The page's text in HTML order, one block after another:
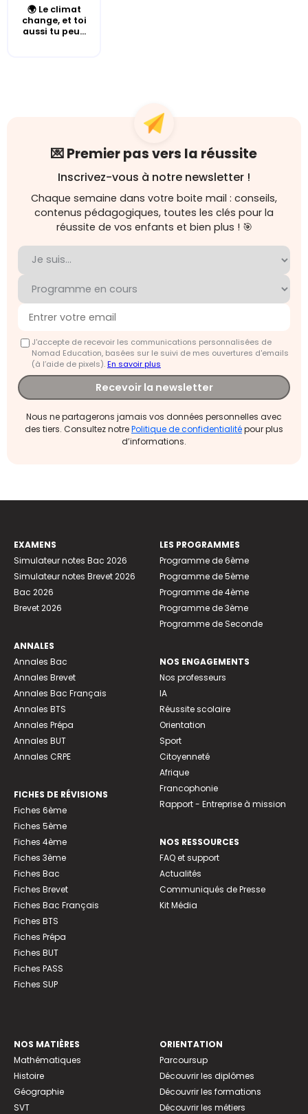
🌍 Le climat
change, et toi
aussi tu peu...
💌 Premier pas vers la réussite
Inscrivez-vous à notre newsletter !
Chaque semaine dans votre boite mail : conseils,
contenus pédagogiques, toutes les clés pour la
réussite de vos enfants et bien plus ! 🎯
J'accepte de recevoir les communications personnalisées de
Nomad Education, basées sur le suivi de mes ouvertures d'emails
(à l’aide de pixels).En savoir plus
Recevoir la newsletter
Nous ne partagerons jamais vos données personnelles avec
des tiers. Consultez notrePolitique de confidentialitépour plus
d’informations.
EXAMENS
Simulateur notes Bac 2026
Simulateur notes Brevet 2026
Bac 2026
Brevet 2026
ANNALES
Annales Bac
Annales Brevet
Annales Bac Français
Annales BTS
Annales Prépa
Annales BUT
Annales CRPE
FICHES DE RÉVISIONS
Fiches 6ème
Fiches 5ème
Fiches 4ème
Fiches 3ème
Fiches Bac
Fiches Brevet
Fiches Bac Français
Fiches BTS
Fiches Prépa
Fiches BUT
Fiches PASS
Fiches SUP
LES PROGRAMMES
Programme de 6ème
Programme de 5ème
Programme de 4ème
Programme de 3ème
Programme de Seconde
NOS ENGAGEMENTS
Nos professeurs
IA
Réussite scolaire
Orientation
Sport
Citoyenneté
Afrique
Francophonie
Rapport - Entreprise à mission
NOS RESSOURCES
FAQ et support
Actualités
Communiqués de Presse
Kit Média
NOS MATIÈRES
Mathématiques
Histoire
Géographie
SVT
ORIENTATION
Parcoursup
Découvrir les diplômes
Découvrir les formations
Découvrir les métiers